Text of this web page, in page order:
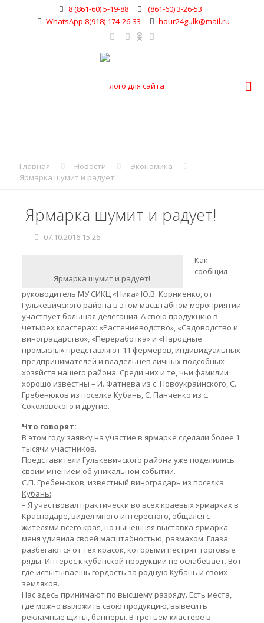
8 (861-60) 5-19-88
(861-60) 3-26-53
WhatsApp 8(918) 174-26-33
hour24gulk@mail.ru
Главная Новости
Экономика
Ярмарка шумит и радует!
Ярмарка шумит и радует!
07.10.2016 15:26
Ярмарка шумит и радует!
Как
сообщил
руководитель МУ СИКЦ «Ника» Ю.В. Корниенко, от
Гулькевичского района в этом масштабном мероприятии
участвует большая делегация. А свою продукцию в
четырех кластерах: «Растениеводство», «Садоводство и
виноградарство», «Переработка» и «Народные
промыслы» представляют 11 фермеров, индивидуальных
предпринимателей и владельцев личных подсобных
хозяйств нашего района. Среди них и те, чьи фамилии
хорошо известны – И. Фатнева из с. Новоукраинского, С.
Гребенюков из поселка Кубань, С. Панченко из с.
Соколовского и другие.
Что говорят:
В этом году заявку на участие в ярмарке сделали более 1
тысячи участников.
Представители Гулькевичского района уже поделились
своим мнением об уникальном событии.
С.П. Гребенюков, известный виноградарь из поселка
Кубань:
– Я участвовал практически во всех краевых ярмарках в
Краснодаре, видел много интересного, общался с
жителями всего края, но нынешняя выставка-ярмарка
меня удивила своей масштабностью, размахом. Глаза
разбегаются от тех красок, которыми пестрят торговые
ряды. Интерес к кубанской продукции не ослабевает. Вот
где испытываешь гордость за родную Кубань и своих
земляков.
Нас здесь принимают по высшему разряду. Есть места,
где можно выложить свою продукцию, вывесить
рекламные щиты, баннеры. В третьем кластере в